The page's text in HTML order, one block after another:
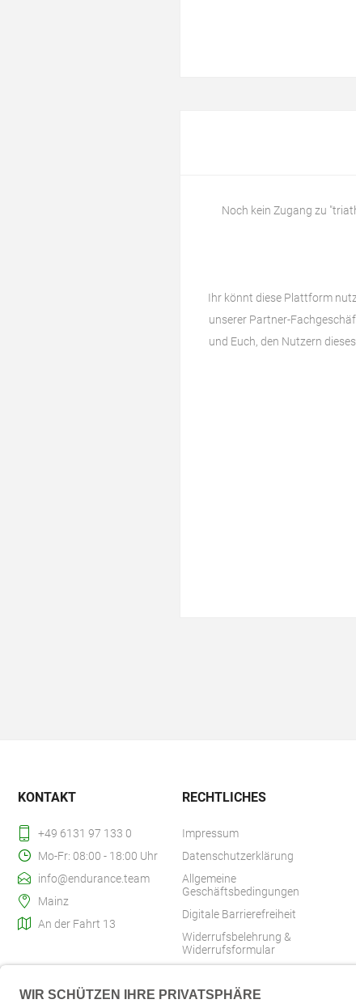
Noch kein Zugang zu
Ihr könnt diese Plattform
unserer Partner-
und Euch, den Nutzern
KONTAKT
+49 6131 97 133 0
Mo-Fr: 08:00 - 18:00 Uhr
info@endurance.team
Mainz
An der Fahrt 13
RECHTLICHES
Impressum
Datenschutzerklärung
Allgemeine
Geschäftsbedingungen
Digitale Barrierefreiheit
Widerrufsbelehrung &
Widerrufsformular